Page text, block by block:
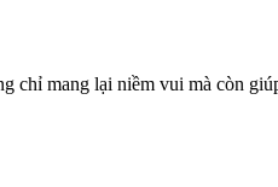
chỉ mang lại niềm vui mà còn